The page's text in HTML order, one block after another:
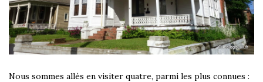
Nous sommes allés en visiter quatre, parmi les plus connues :